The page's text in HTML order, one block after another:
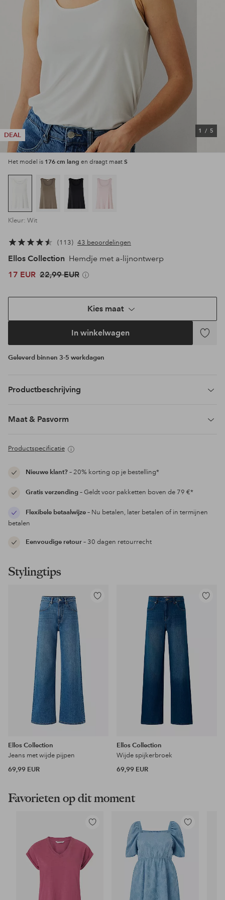
DEAL
1 / 5
Het model is 176 cm lang en draagt maat S
Kleur: Wit
113 43 beoordelingen
Ellos Collection Hemdje met a-lijnontwerp
17 EUR 22,99 EUR
Kies maat
In winkelwagen
Geleverd binnen 3-5 werkdagen
Productbeschrijving
Maat & Pasvorm
Productspecificatie
Nieuwe klant?– 20% korting op je bestelling*
Gratis verzending– Geldt voor pakketten boven de 79 €*
Flexibele betaalwijze– Nu betalen, later betalen of in termijnen
betalen
Eenvoudige retour– 30 dagen retourrecht
Stylingtips
Toevoegen
Ellos Collection
Jeans met wijde pijpen
69,99 EUR
Ellos Collection
Wijde spijkerbroek
69,99 EUR
Favorieten op dit moment
Toevoegen
favorieten
Toevoegen
aan
favorieten